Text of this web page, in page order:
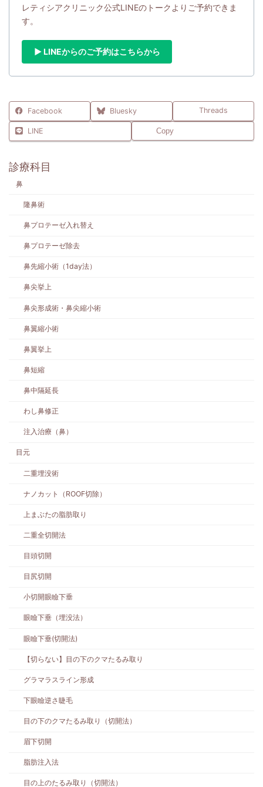
レティシアクリニック公式LINEのトークよりご予約できま
す。
▶ LINEからのご予約はこちらから
Facebook Bluesky Threads
LINE Copy
診療科目
鼻
隆鼻術
鼻プロテーゼ入れ替え
鼻プロテーゼ除去
鼻先縮小術（1day法）
鼻尖挙上
鼻尖形成術・鼻尖縮小術
鼻翼縮小術
鼻翼挙上
鼻短縮
鼻中隔延長
わし鼻修正
注入治療（鼻）
目元
二重埋没術
ナノカット（ROOF切除）
上まぶたの脂肪取り
二重全切開法
目頭切開
目尻切開
小切開眼瞼下垂
眼瞼下垂（埋没法）
眼瞼下垂(切開法)
【切らない】目の下のクマたるみ取り
グラマラスライン形成
下眼瞼逆さ睫毛
目の下のクマたるみ取り（切開法）
眉下切開
脂肪注入法
目の上のたるみ取り（切開法）